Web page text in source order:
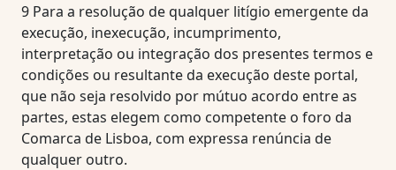
9 Para a resolução de qualquer litígio emergente da
execução, inexecução, incumprimento,
interpretação ou integração dos presentes termos e
condições ou resultante da execução deste portal,
que não seja resolvido por mútuo acordo entre as
partes, estas elegem como competente o foro da
Comarca de Lisboa, com expressa renúncia de
qualquer outro.